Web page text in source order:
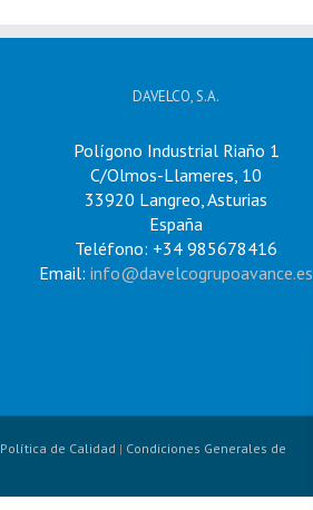
DAVELCO, S.A.
Polígono Industrial Riaño 1
C/Olmos-Llameres, 10
33920 Langreo, Asturias
España
Teléfono: +34 985678416
Email: info@davelcogrupoavance.es
Política de Calidad | Condiciones Generales de